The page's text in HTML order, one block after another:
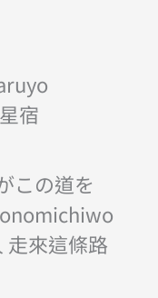
宿
の道を
走來這條路